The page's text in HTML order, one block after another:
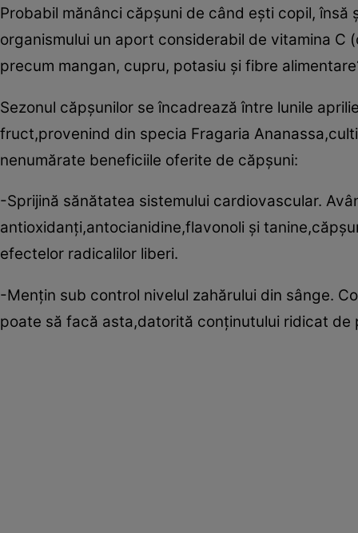
Probabil mănânci căpşuni de când eşti copil,
organismului un aport considerabil de vitamina
precum mangan, cupru, potasiu şi fibre
Sezonul căpşunilor se încadrează între lunile
fruct,provenind din specia Fragaria
nenumărate beneficiile oferite de căpşuni:
-Sprijină sănătatea sistemului cardiovascular.
antioxidanţi,antocianidine,flavonoli şi
efectelor radicalilor liberi.
-Menţin sub control nivelul zahărului din sânge.
poate să facă asta,datorită conţinutului ridicat de